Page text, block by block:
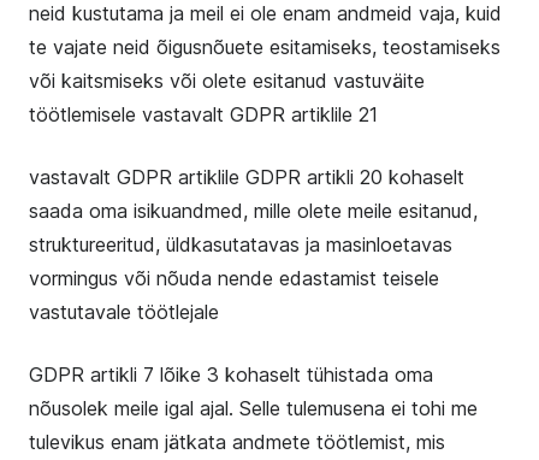
neid kustutama ja meil ei ole enam andmeid vaja, kuid
te vajate neid õigusnõuete esitamiseks, teostamiseks
või kaitsmiseks või olete esitanud vastuväite
töötlemisele vastavalt GDPR artiklile 21
vastavalt GDPR artiklile GDPR artikli 20 kohaselt
saada oma isikuandmed, mille olete meile esitanud,
struktureeritud, üldkasutatavas ja masinloetavas
vormingus või nõuda nende edastamist teisele
vastutavale töötlejale
GDPR artikli 7 lõike 3 kohaselt tühistada oma
nõusolek meile igal ajal. Selle tulemusena ei tohi me
tulevikus enam jätkata andmete töötlemist, mis